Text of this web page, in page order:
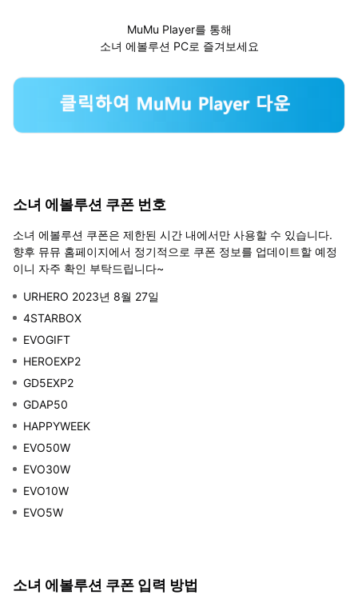
MuMu Player를 통해
소녀 에볼루션 PC로 즐겨보세요
소녀 에볼루션 쿠폰 번호
소녀 에볼루션 쿠폰은 제한된 시간 내에서만 사용할 수 있습니다.
향후 뮤뮤 홈페이지에서 정기적으로 쿠폰 정보를 업데이트할 예정
이니 자주 확인 부탁드립니다~
URHERO 2023년 8월 27일
4STARBOX
EVOGIFT
HEROEXP2
GD5EXP2
GDAP50
HAPPYWEEK
EVO50W
EVO30W
EVO10W
EVO5W
소녀 에볼루션 쿠폰 입력 방법